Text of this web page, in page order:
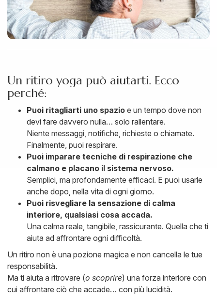
Un ritiro yoga può aiutarti. Ecco
perché:
Puoi ritagliarti uno spazio e un tempo dove non
devi fare davvero nulla… solo rallentare.
Niente messaggi, notifiche, richieste o chiamate.
Finalmente, puoi respirare.
Puoi imparare tecniche di respirazione che
calmano e placano il sistema nervoso.
Semplici, ma profondamente efficaci. E puoi usarle
anche dopo, nella vita di ogni giorno.
Puoi risvegliare la sensazione di calma
interiore, qualsiasi cosa accada.
Una calma reale, tangibile, rassicurante. Quella che ti
aiuta ad affrontare ogni difficoltà.
Un ritiro non è una pozione magica e non cancella le tue
responsabilità.
Ma ti aiuta a ritrovare (o scoprire) una forza interiore con
cui affrontare ciò che accade… con più lucidità.